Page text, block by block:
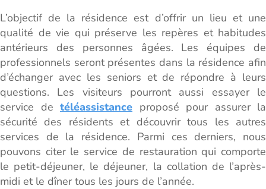
L’objectif de la résidence est d’offrir un lieu et une
qualité de vie qui préserve les repères et habitudes
antérieurs des personnes âgées. Les équipes de
professionnels seront présentes dans la résidence afin
d’échanger avec les seniors et de répondre à leurs
questions. Les visiteurs pourront aussi essayer le
service de téléassistance proposé pour assurer la
sécurité des résidents et découvrir tous les autres
services de la résidence. Parmi ces derniers, nous
pouvons citer le service de restauration qui comporte
le petit-déjeuner, le déjeuner, la collation de l’après-
midi et le dîner tous les jours de l’année.